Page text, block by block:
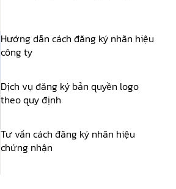
Hướng dẫn cách đăng ký nhãn hiệu
công ty
Dịch vụ đăng ký bản quyền logo
theo quy định
Tư vấn cách đăng ký nhãn hiệu
chứng nhận